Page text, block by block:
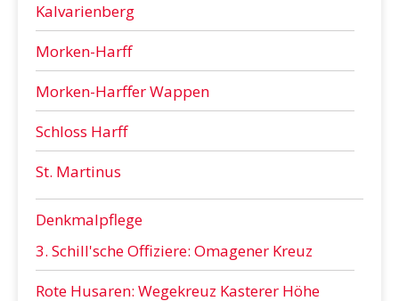
Kalvarienberg
Morken-Harff
Morken-Harffer Wappen
Schloss Harff
St. Martinus
Denkmalpflege
3. Schill'sche Offiziere: Omagener Kreuz
Rote Husaren: Wegekreuz Kasterer Höhe